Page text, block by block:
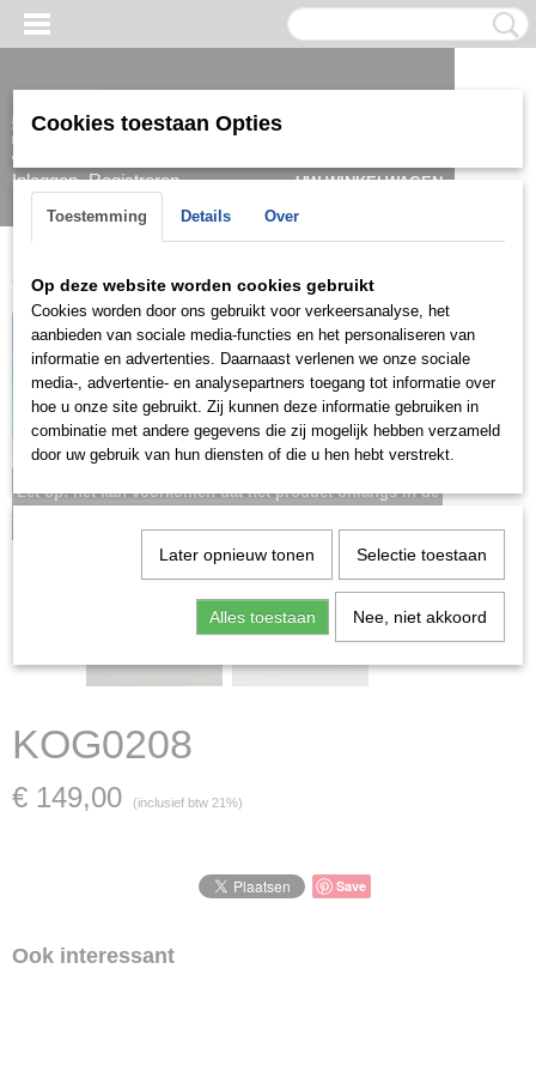
Inloggen Registreren
UW WINKELWAGEN
Home > >Oorbellen > KOG0208
Let op: het kan voorkomen dat het product onlangs in de
zaak is verkocht; in dat geval nemen wij contact met u op.
KOG0208
€ 149,00 (inclusief btw 21%)
Save
Ook interessant
Cookies toestaan Opties
Toestemming Details Over
Op deze website worden cookies gebruikt
Cookies worden door ons gebruikt voor verkeersanalyse, het
aanbieden van sociale media-functies en het personaliseren van
informatie en advertenties. Daarnaast verlenen we onze sociale
media-, advertentie- en analysepartners toegang tot informatie over
hoe u onze site gebruikt. Zij kunnen deze informatie gebruiken in
combinatie met andere gegevens die zij mogelijk hebben verzameld
door uw gebruik van hun diensten of die u hen hebt verstrekt.
Later opnieuw tonen Selectie toestaan
Alles toestaan Nee, niet akkoord